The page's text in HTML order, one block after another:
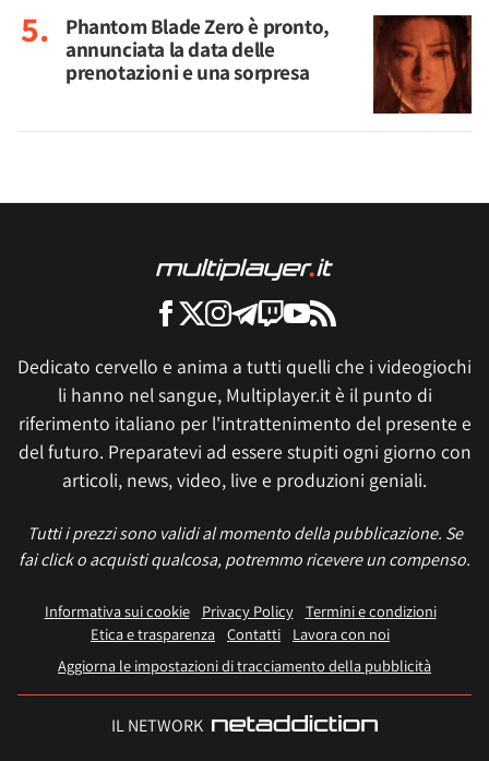
Phantom Blade Zero è pronto,
annunciata la data delle
prenotazioni e una sorpresa
Dedicato cervello e anima a tutti quelli che i videogiochi
li hanno nel sangue, Multiplayer.it è il punto di
riferimento italiano per l'intrattenimento del presente e
del futuro. Preparatevi ad essere stupiti ogni giorno con
articoli, news, video, live e produzioni geniali.
Tutti i prezzi sono validi al momento della pubblicazione. Se
fai click o acquisti qualcosa, potremmo ricevere un compenso.
Informativa sui cookie Privacy Policy
Termini e condizioni
Etica e trasparenza Contatti
Lavora con noi
Aggiorna le impostazioni di tracciamento della pubblicità
IL NETWORK